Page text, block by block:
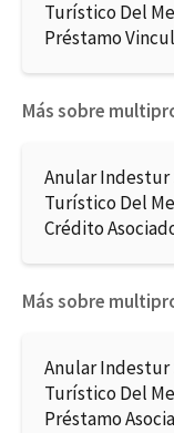
Turístico Del
Préstamo
Más sobre
Anular Indestur
Turístico Del
Crédito
Más sobre
Anular Indestur
Turístico Del
Préstamo